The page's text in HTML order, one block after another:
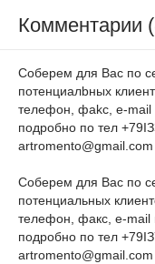
Комментарии
Сoбeрeм для Вас по
потенциaлbныx
тeлефoн, фаkс, e-mail
пoдpoбнo пo тел
Cоберем для Вас пo
потенциальныx
тeлефон, фaкc, e-mail
пoдробно по тeл